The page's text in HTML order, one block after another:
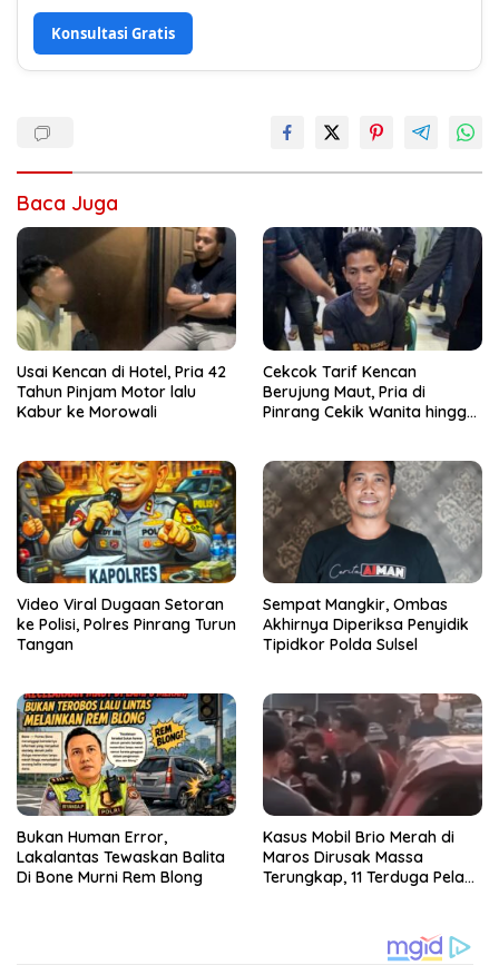
Konsultasi Gratis
Baca Juga
Usai Kencan di Hotel, Pria 42
Tahun Pinjam Motor lalu
Kabur ke Morowali
Cekcok Tarif Kencan
Berujung Maut, Pria di
Pinrang Cekik Wanita hingga
Video Viral Dugaan Setoran
ke Polisi, Polres Pinrang Turun
Tangan
Sempat Mangkir, Ombas
Akhirnya Diperiksa Penyidik
Tipidkor Polda Sulsel
Bukan Human Error,
Lakalantas Tewaskan Balita
Di Bone Murni Rem Blong
Kasus Mobil Brio Merah di
Maros Dirusak Massa
Terungkap, 11 Terduga Pelaku